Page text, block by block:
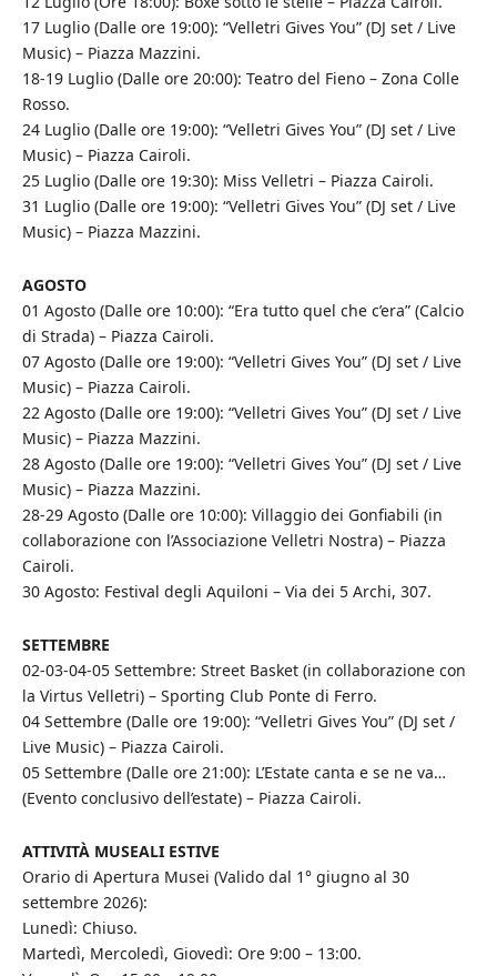
17 Luglio (Dalle ore 19:00): “Velletri Gives You” (DJ set / Live
Music) – Piazza Mazzini.
18-19 Luglio (Dalle ore 20:00): Teatro del Fieno – Zona Colle
Rosso.
24 Luglio (Dalle ore 19:00): “Velletri Gives You” (DJ set / Live
Music) – Piazza Cairoli.
25 Luglio (Dalle ore 19:30): Miss Velletri – Piazza Cairoli.
31 Luglio (Dalle ore 19:00): “Velletri Gives You” (DJ set / Live
Music) – Piazza Mazzini.
AGOSTO
01 Agosto (Dalle ore 10:00): “Era tutto quel che c’era” (Calcio
di Strada) – Piazza Cairoli.
07 Agosto (Dalle ore 19:00): “Velletri Gives You” (DJ set / Live
Music) – Piazza Cairoli.
22 Agosto (Dalle ore 19:00): “Velletri Gives You” (DJ set / Live
Music) – Piazza Mazzini.
28 Agosto (Dalle ore 19:00): “Velletri Gives You” (DJ set / Live
Music) – Piazza Mazzini.
28-29 Agosto (Dalle ore 10:00): Villaggio dei Gonfiabili (in
collaborazione con l’Associazione Velletri Nostra) – Piazza
Cairoli.
30 Agosto: Festival degli Aquiloni – Via dei 5 Archi, 307.
SETTEMBRE
02-03-04-05 Settembre: Street Basket (in collaborazione con
la Virtus Velletri) – Sporting Club Ponte di Ferro.
04 Settembre (Dalle ore 19:00): “Velletri Gives You” (DJ set /
Live Music) – Piazza Cairoli.
05 Settembre (Dalle ore 21:00): L’Estate canta e se ne va…
(Evento conclusivo dell’estate) – Piazza Cairoli.
ATTIVITÀ MUSEALI ESTIVE
Orario di Apertura Musei (Valido dal 1° giugno al 30
settembre 2026):
Lunedì: Chiuso.
Martedì, Mercoledì, Giovedì: Ore 9:00 – 13:00.